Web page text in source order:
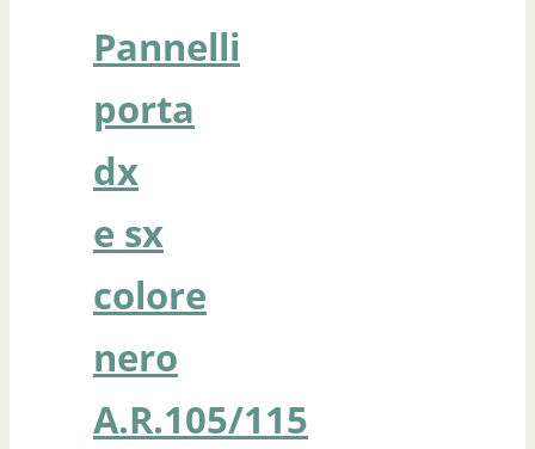
Pannelli
porta
dx
e sx
colore
nero
A.R.105/115